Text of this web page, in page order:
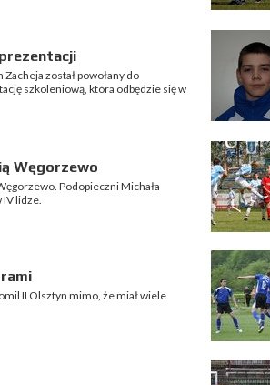
został powołany do
szkoleniową, która odbędzie się w
Węgorzewo
Podopieczni Michała
lidze.
II Olsztyn mimo, że miał wiele